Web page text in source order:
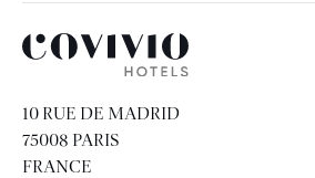
Covivio Hotels
10 RUE DE MADRID
75008 PARIS
FRANCE